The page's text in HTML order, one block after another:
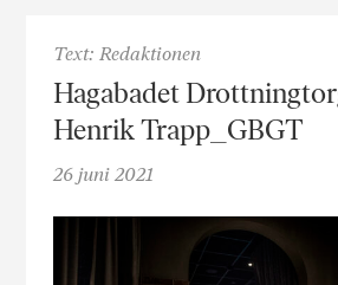
Text: Redaktionen
Hagabadet
Henrik Trapp_GBGT
26 juni 2021